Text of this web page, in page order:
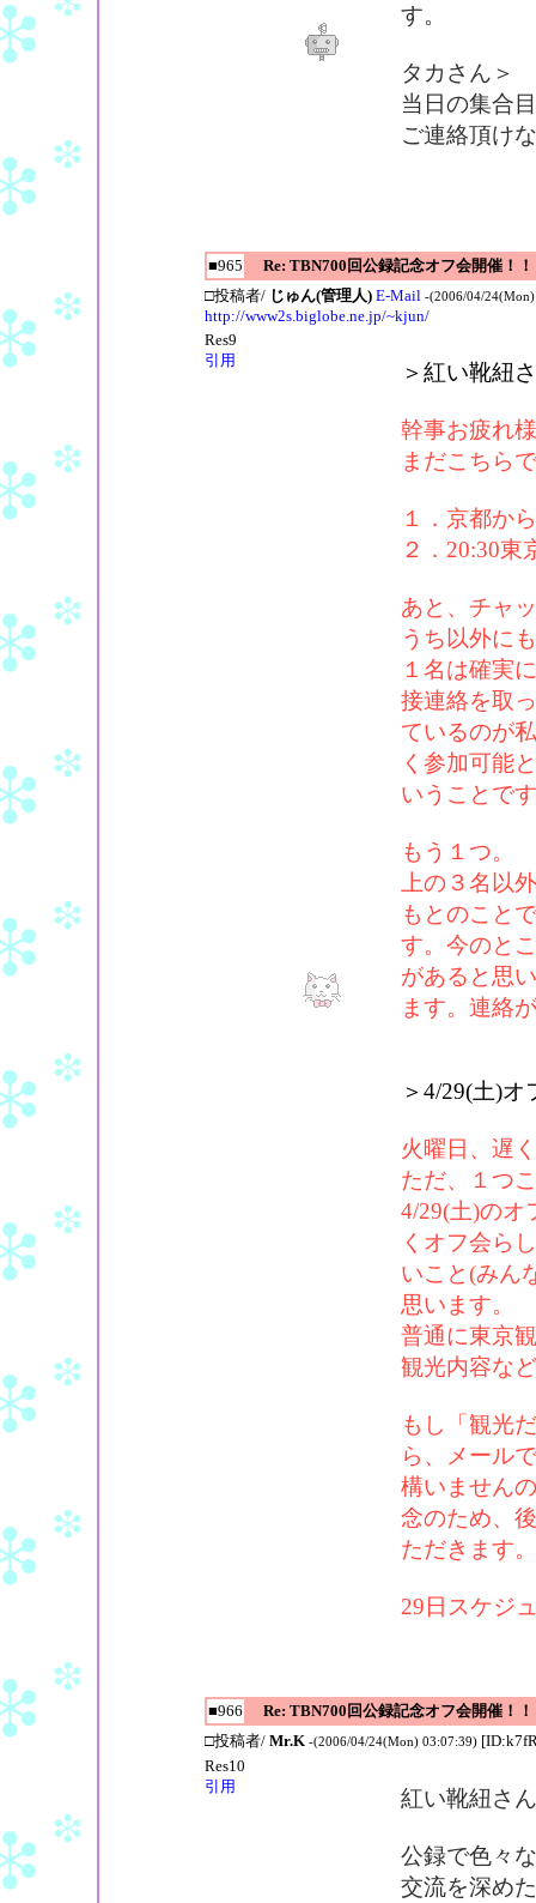
す。
タカさん＞
当日の集合
ご連絡頂け
■965 Re: TBN700回公録記念オフ会開催！！
□投稿者/ じゅん(管理人) E-Mail -(2006/04/
http://www2s.biglobe.ne.jp/~kjun/
Res9
引用
＞紅い靴紐
幹事お疲れ
まだこちら
１．京都か
２．20:30
あと、チャ
うち以外に
１名は確実
接連絡を取っ
ているのが
く参加可能と
いうことで
もう１つ。
上の３名以
もとのことで
す。今のと
があると思い
ます。連絡
＞4/29(土)
火曜日、遅
ただ、１つ
4/29(土)のオ
くオフ会らし
いこと(みん
思います。
普通に東京
観光内容な
もし「観光
ら、メール
構いません
念のため、
ただきます。
29日スケジ
■966 Re: TBN700回公録記念オフ会開催！！
□投稿者/ Mr.K -(2006/04/24(Mon) 03:07:39)
Res10
引用
紅い靴紐さ
公録で色々
交流を深め